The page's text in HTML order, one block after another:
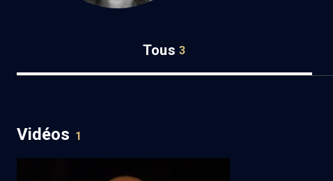
Tous 3
Vidéos 1
Il y a 50 ans, le procès Eichmann (1/6)